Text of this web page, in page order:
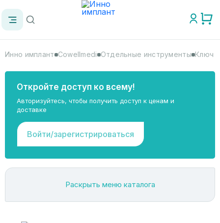
Инно имплант Cowellmedi Отдельные инструменты Ключ
Откройте доступ ко всему!
Авторизуйтесь, чтобы получить доступ к ценам и
доставке
Войти/зарегистрироваться
Раскрыть меню каталога